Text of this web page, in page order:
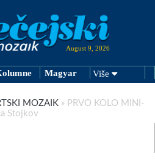
August 9, 2026
Magyar Više
MOZAIK » PRVO KOLO MINI-
Stojkov